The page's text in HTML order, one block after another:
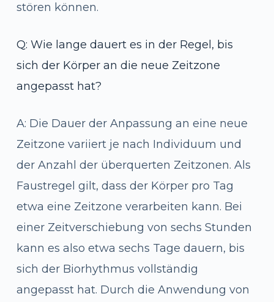
stören können.
Q: Wie lange dauert es in der Regel, bis
sich der Körper an die neue Zeitzone
angepasst hat?
A: Die Dauer der Anpassung an eine neue
Zeitzone variiert je nach Individuum und
der Anzahl der überquerten Zeitzonen. Als
Faustregel gilt, dass der Körper pro Tag
etwa eine Zeitzone verarbeiten kann. Bei
einer Zeitverschiebung von sechs Stunden
kann es also etwa sechs Tage dauern, bis
sich der Biorhythmus vollständig
angepasst hat. Durch die Anwendung von